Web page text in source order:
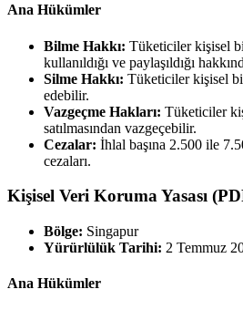
Ana Hükümler
Bilme Hakkı: Tüketiciler kişisel
kullanıldığı ve paylaşıldığı
Silme Hakkı: Tüketiciler kişisel
edebilir.
Vazgeçme Hakları: Tüketiciler
satılmasından vazgeçebilir.
Cezalar: İhlal başına 2.500 ile
cezaları.
Kişisel Veri Koruma Yasası
Bölge: Singapur
Yürürlülük Tarihi: 2 Temmuz
Ana Hükümler